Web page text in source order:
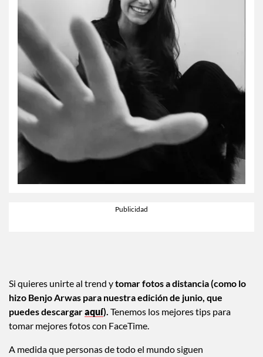
Si quieres unirte al trend ytomar fotos a distancia (como lo
hizo Benjo Arwas para nuestra edición de junio, que
puedes descargaraquí). Tenemos los mejores tips para
tomar mejores fotos con FaceTime.
A medida que personas de todo el mundo siguen